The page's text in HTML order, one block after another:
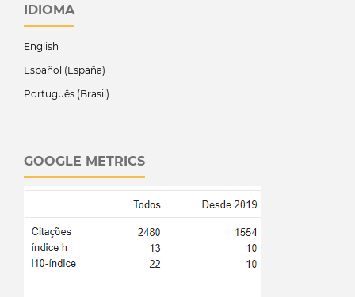
IDIOMA
English
Español (España)
Português (Brasil)
GOOGLE METRICS